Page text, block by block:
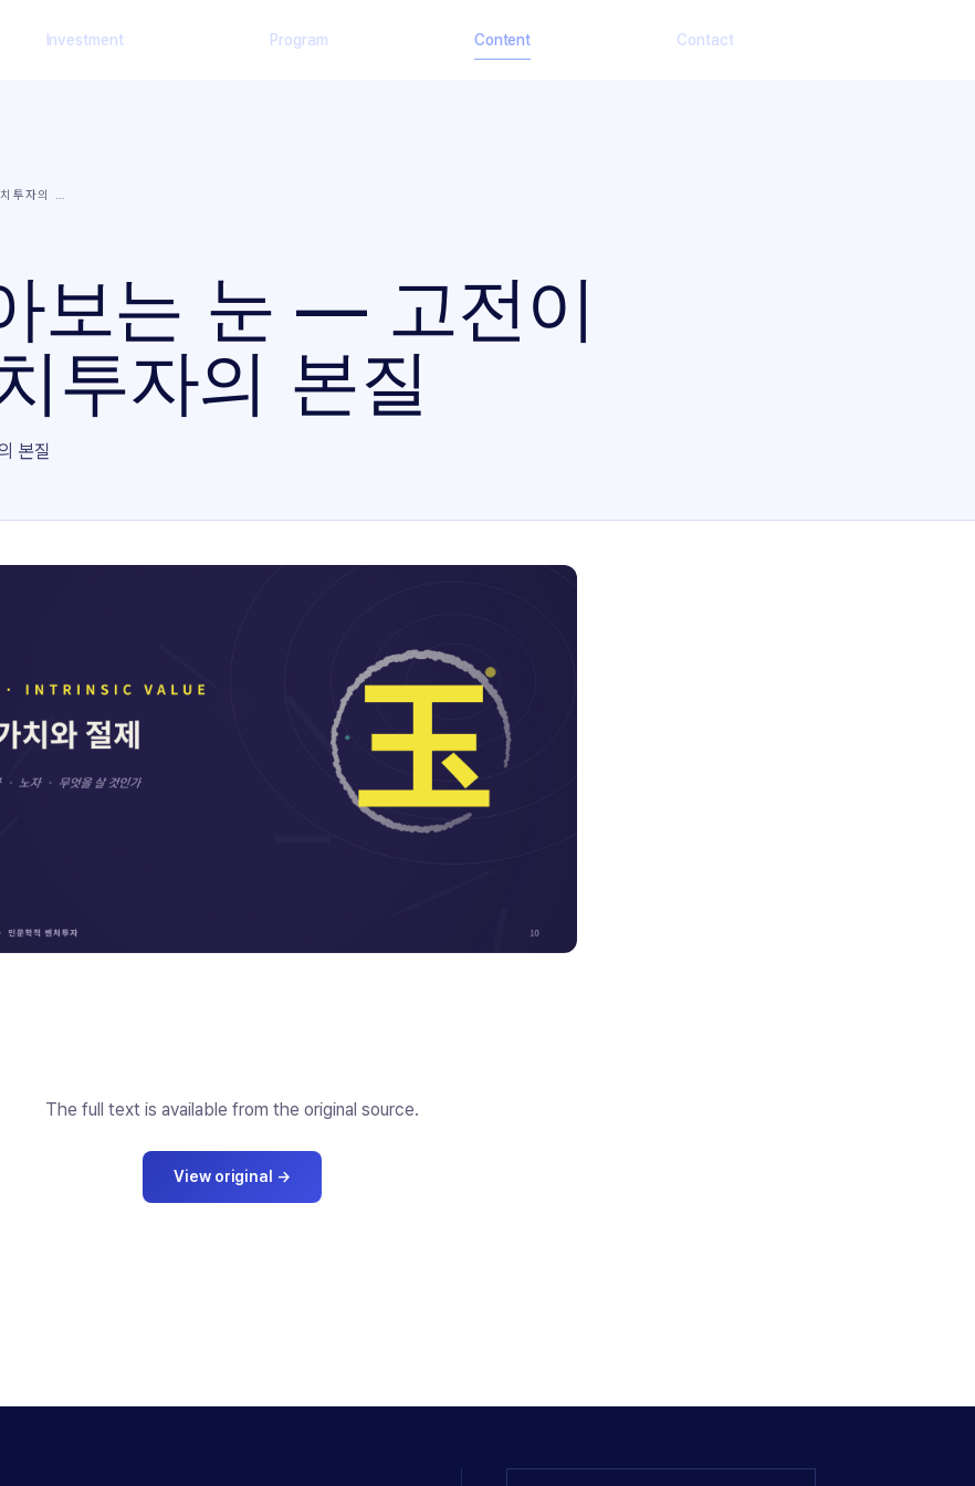
Investment Program Content Contact
투자의 …
보는 눈 — 고전이
투자의 본질
본질
The full text is available from the original source.
View original →